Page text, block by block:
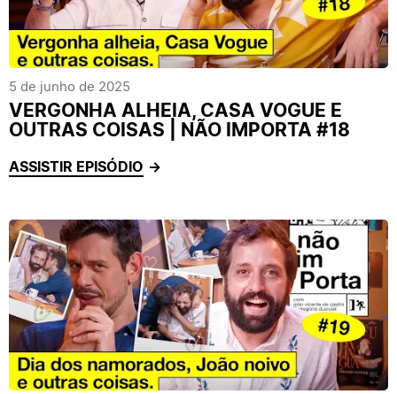
5 de junho de 2025
VERGONHA ALHEIA, CASA VOGUE E
OUTRAS COISAS | NÃO IMPORTA #18
ASSISTIR EPISÓDIO